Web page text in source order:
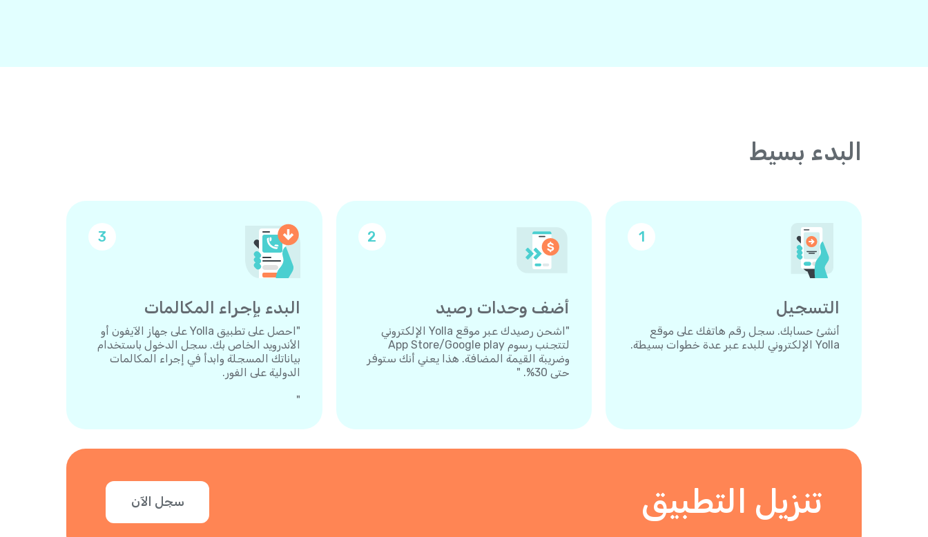
البدء بسيط
1
التسجيل
أنشئ حسابك. سجل رقم هاتفك على موقع
Yolla الإلكتروني للبدء عبر عدة خطوات بسيطة.
2
أضف وحدات رصيد
"اشحن رصيدك عبر موقع Yolla الإلكتروني
لتتجنب رسوم App Store/Google play
وضريبة القيمة المضافة. هذا يعني أنك ستوفر
حتى 30%. "
3
البدء بإجراء المكالمات
"احصل على تطبيق Yolla على جهاز الآيفون أو
الأندرويد الخاص بك. سجل الدخول باستخدام
بياناتك المسجلة وابدأ في إجراء المكالمات
الدولية على الفور.
"
تنزيل التطبيق سجل الآن